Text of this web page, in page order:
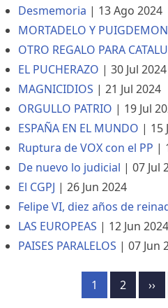
Desmemoria | 13 Ago 2024
MORTADELO Y
OTRO REGALO PARA
EL PUCHERAZO | 30 Jul 2024
MAGNICIDIOS | 21 Jul 2024
ORGULLO PATRIO | 19 Jul
ESPAÑA EN EL MUNDO | 15
Ruptura de VOX con el PP |
De nuevo lo judicial | 07 Jul
El CGPJ | 26 Jun 2024
Felipe VI, diez años de
LAS EUROPEAS | 12 Jun 2024
PAISES PARALELOS | 07 Jun
Paginación
Página
1 Página
2 ››